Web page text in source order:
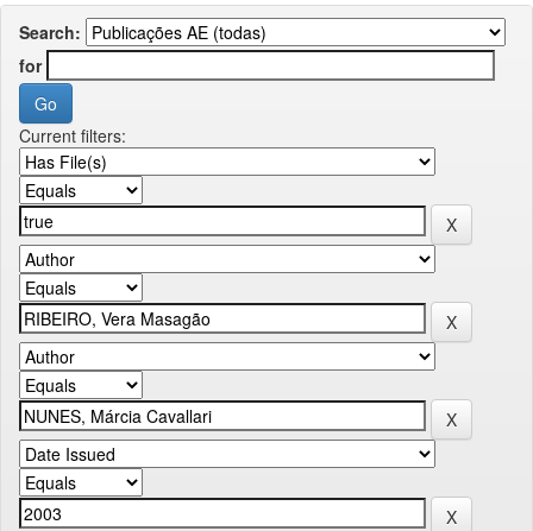
Search:
for
Current filters: